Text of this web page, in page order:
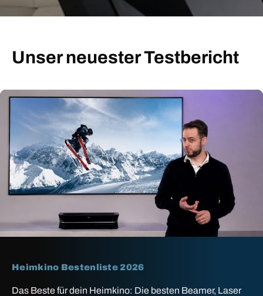
Unser neuester Testbericht
Heimkino Bestenliste 2026
Das Beste für dein Heimkino: Die besten Beamer, Laser